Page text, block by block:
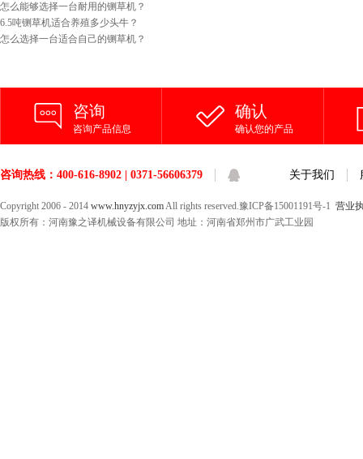
怎么能够选择一台耐用的铡草机？
6.5吨铡草机适合养殖多少头牛？
怎么选择一台适合自己的铡草机？
咨询
咨询产品信息
确认
确认您的产品
咨询热线：400-616-8902 | 0371-56606379 关于我们
Copyright 2006 - 2014 www.hnyzyjx.comAll rights reserved.豫ICP备15001191号-1 营业
版权所有：河南豫之译机械设备有限公司 地址：河南省郑州市广武工业园